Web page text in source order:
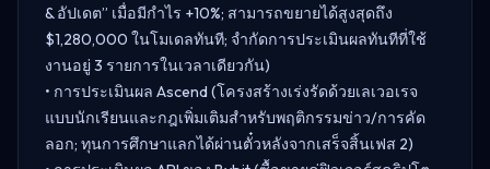
& อัปเดต” เมื่อมีกำไร +10%; สามารถขยายได้สูงสุดถึง
$1,280,000 ในโมเดลทันที; จำกัดการประเมินผลทันทีที่ใช้
งานอยู่ 3 รายการในเวลาเดียวกัน)
• การประเมินผล Ascend (โครงสร้างเร่งรัดด้วยเลเวอเรจ
แบบนักเรียนและกฎเพิ่มเติมสำหรับพฤติกรรมข่าว/การคัด
ลอก; ทุนการศึกษาแลกได้ผ่านตั๋วหลังจากเสร็จสิ้นเฟส 2)